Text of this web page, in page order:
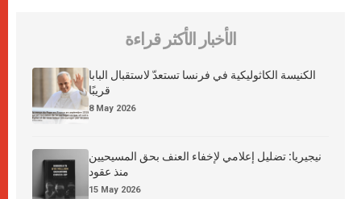
الأخبار الأكثر قراءة
الكنيسة الكاثوليكية في فرنسا تستعدّ لاستقبال البابا
قريبًا
8 May 2026
نيجيريا: تضليل إعلامي لإخفاء العنف بحق المسيحيين
منذ عقود
15 May 2026